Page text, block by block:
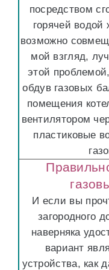
посредством
горячей
возможно
мой взгляд,
этой
обдув газовых
помещения
вентилятором
пластиковые
И если вы
загородного
наверняка
вариант
устройства, как